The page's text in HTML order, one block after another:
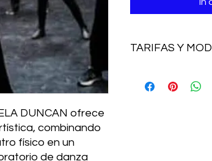
DUNCAN ofrece
combinando
físico en un
de danza
TARIFAS Y
en forma intensiva